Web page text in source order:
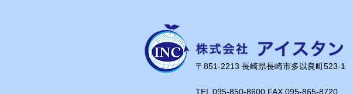
​〒851-2213 長崎県長崎市多以良町523-1
TEL 095-850-8600 FAX 095-865-8720​